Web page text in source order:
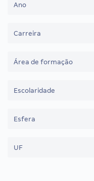
Ano
Carreira
Área de formação
Escolaridade
Esfera
UF